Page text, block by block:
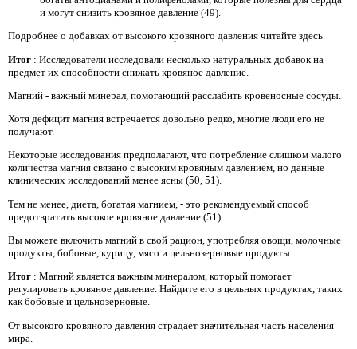
и могут снизить кровяное давление (49).
Подробнее о добавках от высокого кровяного давления читайте здесь.
Итог : Исследователи исследовали несколько натуральных добавок на
предмет их способности снижать кровяное давление.
Магний - важный минерал, помогающий расслабить кровеносные сосуды.
Хотя дефицит магния встречается довольно редко, многие люди его не
получают.
Некоторые исследования предполагают, что потребление слишком малого
количества магния связано с высоким кровяным давлением, но данные
клинических исследований менее ясны (50, 51).
Тем не менее, диета, богатая магнием, - это рекомендуемый способ
предотвратить высокое кровяное давление (51).
Вы можете включить магний в свой рацион, употребляя овощи, молочные
продукты, бобовые, курицу, мясо и цельнозерновые продукты.
Итог : Магний является важным минералом, который помогает
регулировать кровяное давление. Найдите его в цельных продуктах, таких
как бобовые и цельнозерновые.
От высокого кровяного давления страдает значительная часть населения
мира.